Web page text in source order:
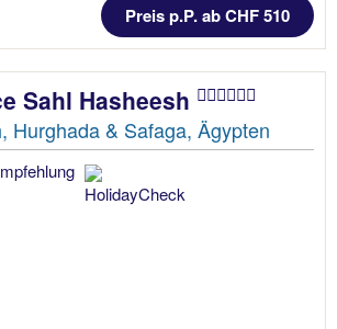
Preis p.P. ab CHF 510
Sahl Hasheesh
Hurghada & Safaga, Ägypten